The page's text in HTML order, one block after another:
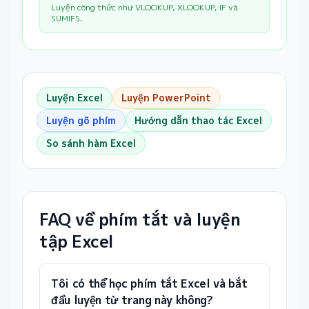
Luyện công thức như VLOOKUP, XLOOKUP, IF và
SUMIFS.
Luyện Excel
Luyện PowerPoint
Luyện gõ phím
Hướng dẫn thao tác Excel
So sánh hàm Excel
FAQ về phím tắt và luyện
tập Excel
Tôi có thể học phím tắt Excel và bắt
đầu luyện từ trang này không?